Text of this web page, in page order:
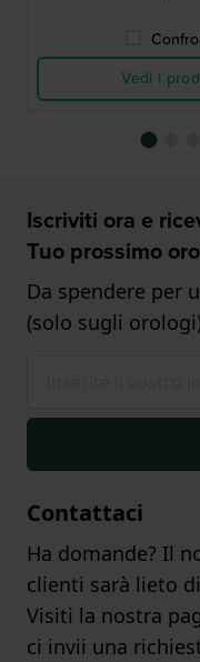
Vedi i
Iscriviti ora e
Tuo prossimo
Da spendere per
(solo sugli
Contattaci
Ha domande? Il
clienti sarà lieto
Visiti la nostra
ci invii una